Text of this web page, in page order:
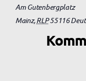
Am Gutenbergplatz
Mainz, RLP 55116